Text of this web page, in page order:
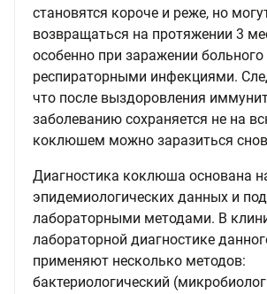
становятся короче и реже, но
возвращаться на протяжении 3
особенно при заражении
респираторными инфекциями.
что после выздоровления
заболеванию сохраняется не на
коклюшем можно заразиться
Диагностика коклюша основана
эпидемиологических данных и
лабораторными методами. В
лабораторной диагностике
применяют несколько методов:
бактериологический